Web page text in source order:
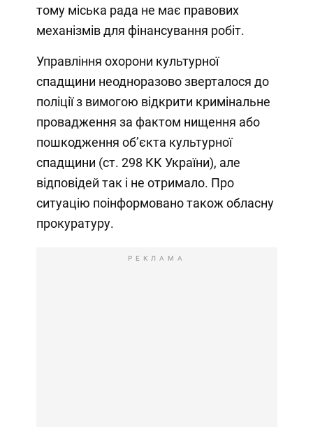
тому міська рада не має правових
механізмів для фінансування робіт.
Управління охорони культурної
спадщини неодноразово зверталося до
поліції з вимогою відкрити кримінальне
провадження за фактом нищення або
пошкодження об’єкта культурної
спадщини (ст. 298 КК України), але
відповідей так і не отримало. Про
ситуацію поінформовано також обласну
прокуратуру.
РЕКЛАМА